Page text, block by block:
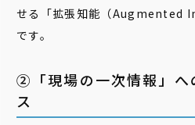
せる「拡張知能（Augmented
です。
②「現場の一次情報」へ
ス